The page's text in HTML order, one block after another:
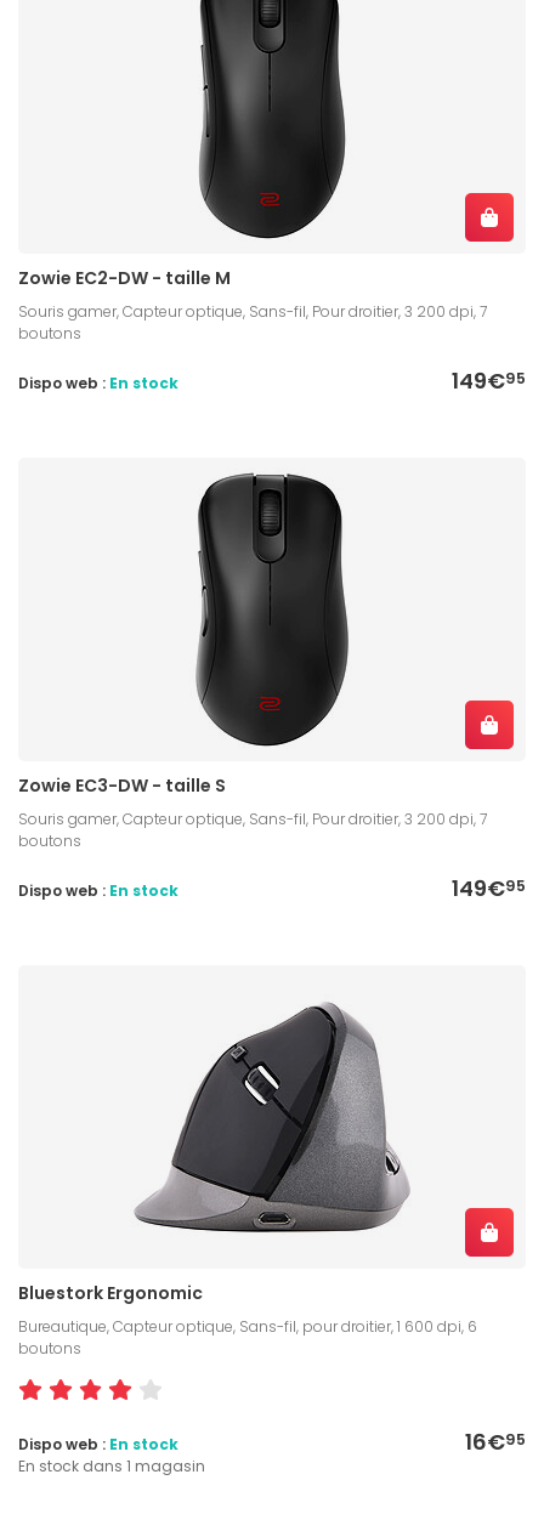
Zowie EC2-DW - taille M
Souris gamer, Capteur optique, Sans-fil, Pour droitier, 3 200 dpi, 7
boutons
149€95
Dispo web : En stock
Zowie EC3-DW - taille S
Souris gamer, Capteur optique, Sans-fil, Pour droitier, 3 200 dpi, 7
boutons
149€95
Dispo web : En stock
Bluestork Ergonomic
Bureautique, Capteur optique, Sans-fil, pour droitier, 1 600 dpi, 6
boutons
16€95
Dispo web : En stock
En stock dans 1 magasin